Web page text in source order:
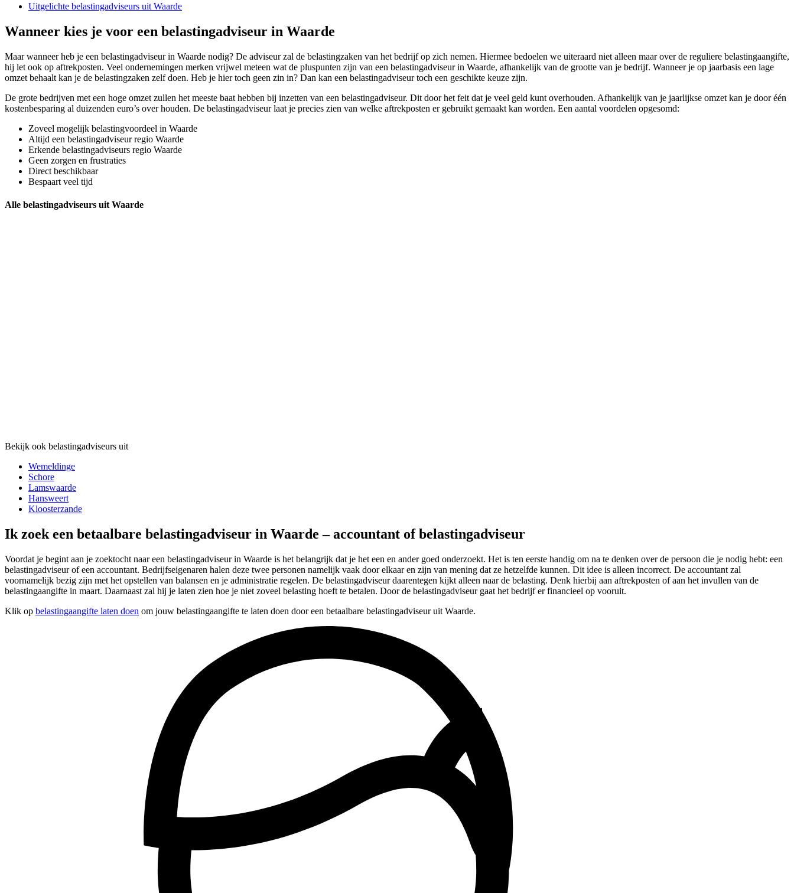
Uitgelichte belastingadviseurs uit Waarde
Wanneer kies je voor een belastingadviseur in Waarde
Maar wanneer heb je een belastingadviseur in Waarde nodig? De adviseur zal de belastingzaken van het bedrijf op zich nemen. Hiermee bedoelen we uiteraard niet alleen maar over de reguliere belastingaangifte,
hij let ook op aftrekposten. Veel ondernemingen merken vrijwel meteen wat de pluspunten zijn van een belastingadviseur in Waarde, afhankelijk van de grootte van je bedrijf. Wanneer je op jaarbasis een lage
omzet behaalt kan je de belastingzaken zelf doen. Heb je hier toch geen zin in? Dan kan een belastingadviseur toch een geschikte keuze zijn.
De grote bedrijven met een hoge omzet zullen het meeste baat hebben bij inzetten van een belastingadviseur. Dit door het feit dat je veel geld kunt overhouden. Afhankelijk van je jaarlijkse omzet kan je door één
kostenbesparing al duizenden euro’s over houden. De belastingadviseur laat je precies zien van welke aftrekposten er gebruikt gemaakt kan worden. Een aantal voordelen opgesomd:
Zoveel mogelijk belastingvoordeel in Waarde
Altijd een belastingadviseur regio Waarde
Erkende belastingadviseurs regio Waarde
Geen zorgen en frustraties
Direct beschikbaar
Bespaart veel tijd
Alle belastingadviseurs uit Waarde
Bekijk ook belastingadviseurs uit
Wemeldinge
Schore
Lamswaarde
Hansweert
Kloosterzande
Ik zoek een betaalbare belastingadviseur in Waarde – accountant of belastingadviseur
Voordat je begint aan je zoektocht naar een belastingadviseur in Waarde is het belangrijk dat je het een en ander goed onderzoekt. Het is ten eerste handig om na te denken over de persoon die je nodig hebt: een
belastingadviseur of een accountant. Bedrijfseigenaren halen deze twee personen namelijk vaak door elkaar en zijn van mening dat ze hetzelfde kunnen. Dit idee is alleen incorrect. De accountant zal
voornamelijk bezig zijn met het opstellen van balansen en je administratie regelen. De belastingadviseur daarentegen kijkt alleen naar de belasting. Denk hierbij aan aftrekposten of aan het invullen van de
belastingaangifte in maart. Daarnaast zal hij je laten zien hoe je niet zoveel belasting hoeft te betalen. Door de belastingadviseur gaat het bedrijf er financieel op vooruit.
Klik op belastingaangifte laten doen om jouw belastingaangifte te laten doen door een betaalbare belastingadviseur uit Waarde.